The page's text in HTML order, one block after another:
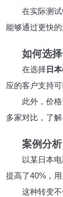
在实际测
能够通过更快
如何选
在选择 日
应的客户支持
此外，价
多家对比，了解
案例分
以某日本
提高了40%，
这种转变